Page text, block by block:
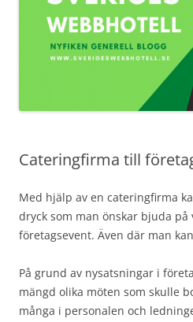
Cateringfirma till
Med hjälp av en cateringfirma
dryck som man önskar bjuda på
företagsevent. Även där man
På grund av nysatsningar i
mängd olika möten som skulle
många i personalen och